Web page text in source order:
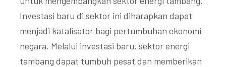
Investasi baru di sektor ini diharapkan dapat
menjadi katalisator bagi pertumbuhan ekonomi
negara. Melalui investasi baru, sektor energi
tambang dapat tumbuh pesat dan memberikan